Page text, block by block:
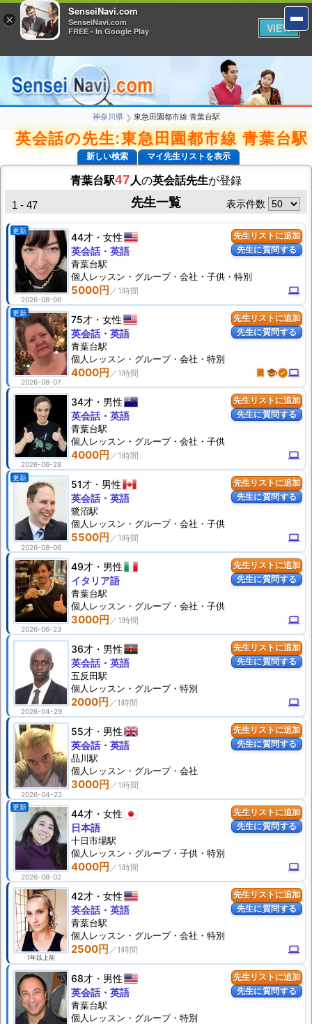
神奈川県 ❯ 東急田園都市線 青葉台駅
英会話の先生:東急田園都市線 青葉台駅
新しい検索 マイ先生リストを表示
青葉台駅47 人の英会話先生が登録
先生一覧
1 - 47 表示件数
先生リストに追加
先生に質問する
更新
2026-08-06
44才 女性
5000円 computer
英会話・英語
青葉台駅
個人 レッスン ・グループ・会社・子供・特別
先生リストに追加
先生に質問する
更新
2026-08-07
75才 女性
4000円 turned_in schoolverifiedcomputer
英会話・英語
青葉台駅
個人 レッスン ・グループ・会社・特別
先生リストに追加
先生に質問する
2026-06-28
34才 男性
4000円 computer
英会話・英語
青葉台駅
個人 レッスン ・グループ・会社・子供
先生リストに追加
先生に質問する
更新
2026-08-06
51才 男性
5500円 computer
英会話・英語
鷺沼駅
個人 レッスン ・グループ・会社・子供
先生リストに追加
先生に質問する
2026-06-23
49才 男性
3000円 computer
イタリア語
青葉台駅
個人 レッスン ・グループ・会社・子供
先生リストに追加
先生に質問する
2026-04-29
36才 男性
2000円 computer
英会話・英語
五反田駅
個人 レッスン ・グループ・特別
先生リストに追加
先生に質問する
2026-04-22
55才 男性
3000円
英会話・英語
品川駅
個人 レッスン ・グループ・会社
先生リストに追加
先生に質問する
更新
2026-08-02
44才 女性
4000円 computer
日本語
十日市場駅
個人 レッスン ・グループ・子供・特別
先生リストに追加
先生に質問する
1年以上前
42才 女性
2500円 computer
英会話・英語
青葉台駅
個人 レッスン ・グループ・会社・特別
先生リストに追加
先生に質問する
68才 男性
英会話・英語
青葉台駅
個人 レッスン ・グループ・特別
×
SenseiNavi.com
SenseiNavi.com
FREE - In Google Play
VIEW
×
SenseiNavi.com
SenseiNavi.com
FREE - In Google Play
VIEW